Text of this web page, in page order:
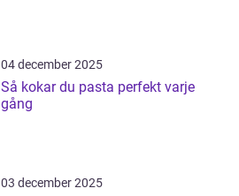
04 december 2025
Så kokar du pasta perfekt varje
gång
03 december 2025